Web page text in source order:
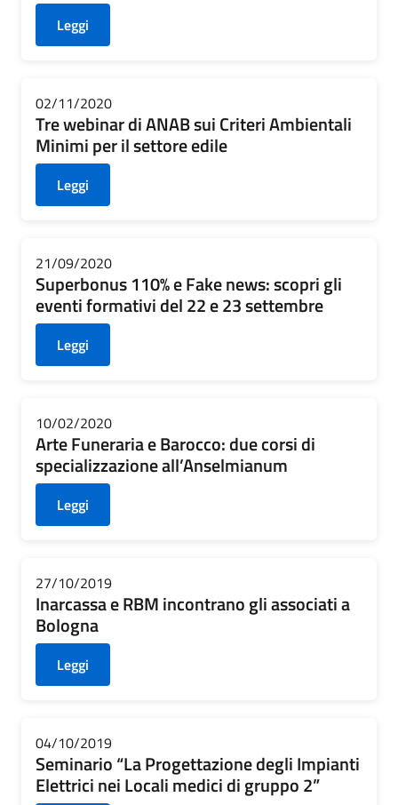
Leggi
02/11/2020
Tre webinar di ANAB sui Criteri Ambientali
Minimi per il settore edile
Leggi
21/09/2020
Superbonus 110% e Fake news: scopri gli
eventi formativi del 22 e 23 settembre
Leggi
10/02/2020
Arte Funeraria e Barocco: due corsi di
specializzazione all’Anselmianum
Leggi
27/10/2019
Inarcassa e RBM incontrano gli associati a
Bologna
Leggi
04/10/2019
Seminario “La Progettazione degli Impianti
Elettrici nei Locali medici di gruppo 2”